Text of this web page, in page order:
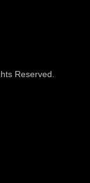
Reserved.